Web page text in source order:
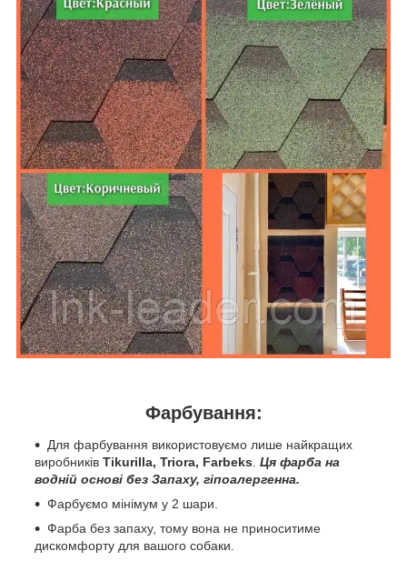
Фарбування:
Для фарбування використовуємо лише найкращих
виробників Tikurilla, Triora, Farbeks Ця фарба на
водній основі без Запаху, гіпоалергенна.
Фарбуємо мінімум у 2 шари.
Фарба без запаху, тому вона не приноситиме
дискомфорту для вашого собаки.